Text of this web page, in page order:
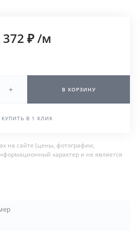
372 ₽/м
+ В КОРЗИНУ
КУПИТЬ В 1 КЛИК
на сайте (цены, фотографии,
характер и не является